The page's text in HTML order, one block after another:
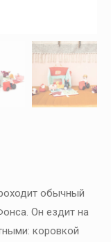
обычный
Он ездит на
коровкой